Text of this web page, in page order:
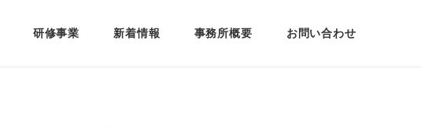
研修事業 新着情報 事務所概要 お問い合わせ